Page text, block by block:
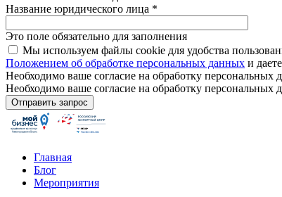
Название юридического лица *
Это поле обязательно для заполнения
Мы используем файлы cookie для удобства
Положением об обработке персональных данных и даете
Необходимо ваше согласие на обработку персональных
Необходимо ваше согласие на обработку персональных
Главная
Блог
Мероприятия